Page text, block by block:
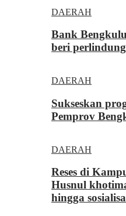
DAERAH
Bank
beri
DAERAH
Sukseskan
Pemprov
DAERAH
Reses di
Husnul
hingga